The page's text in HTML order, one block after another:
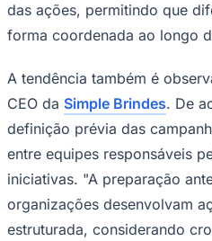
das ações, permitindo que
forma coordenada ao longo
A tendência também é
CEO da Simple Brindes. De
definição prévia das
entre equipes responsáveis
iniciativas. "A preparação
organizações desenvolvam
estruturada, considerando